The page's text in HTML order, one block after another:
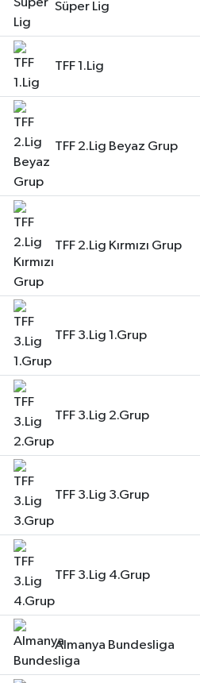
Süper Lig
TFF 1.Lig
TFF 2.Lig Beyaz Grup
TFF 2.Lig Kırmızı Grup
TFF 3.Lig 1.Grup
TFF 3.Lig 2.Grup
TFF 3.Lig 3.Grup
TFF 3.Lig 4.Grup
Almanya Bundesliga